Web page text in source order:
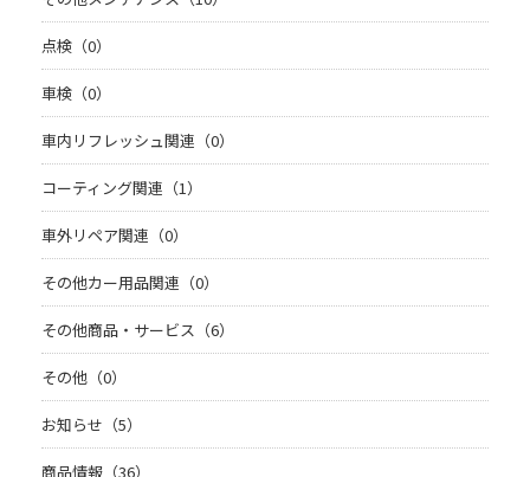
点検（0）
車検（0）
車内リフレッシュ関連（0）
コーティング関連（1）
車外リペア関連（0）
その他カー用品関連（0）
その他商品・サービス（6）
その他（0）
お知らせ（5）
商品情報（36）